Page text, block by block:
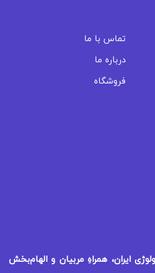
تماس با ما
درباره ما
فروشگاه
ایران، همراهِ مربیان و الهام‌بخش